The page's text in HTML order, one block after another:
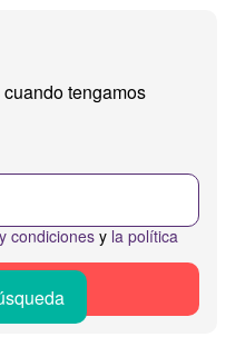
tengamos
condiciones y la política